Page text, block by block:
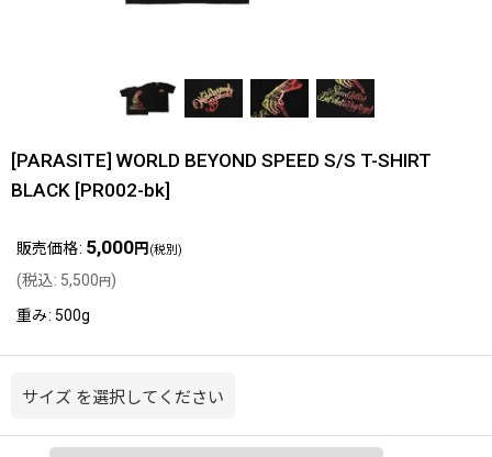
[PARASITE] WORLD BEYOND SPEED S/S T-SHIRT
BLACK [PR002-bk]
販売価格: 5,000円 (税別)
(税込: 5,500円)
重み: 500g
サイズ を選択してください